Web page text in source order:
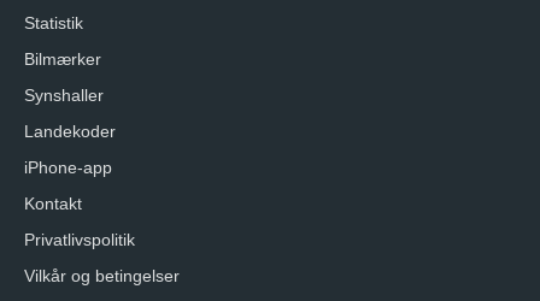
Statistik
Bilmærker
Synshaller
Landekoder
iPhone-app
Kontakt
Privatlivspolitik
Vilkår og betingelser